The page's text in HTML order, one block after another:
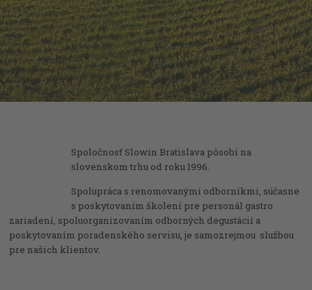
Spoločnosť Slowin Bratislava pôsobí na
slovenskom trhu od roku 1996.
Spolupráca s renomovanými odborníkmi, súčasne
s poskytovaním školení pre personál gastro
zariadení, spoluorganizovaním odborných degustácií a
poskytovaním poradenského servisu, je samozrejmou službou
pre našich klientov.